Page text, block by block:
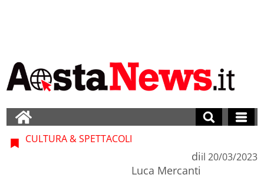
CULTURA & SPETTACOLI
di
Luca Mercanti
il 20/03/2023